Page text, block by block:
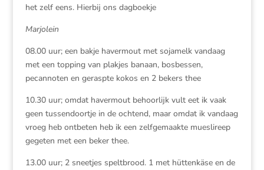
het zelf eens. Hierbij ons dagboekje
Marjolein
08.00 uur; een bakje havermout met sojamelk vandaag
met een topping van plakjes banaan, bosbessen,
pecannoten en geraspte kokos en 2 bekers thee
10.30 uur; omdat havermout behoorlijk vult eet ik vaak
geen tussendoortje in de ochtend, maar omdat ik vandaag
vroeg heb ontbeten heb ik een zelfgemaakte mueslireep
gegeten met een beker thee.
13.00 uur; 2 sneetjes speltbrood. 1 met hüttenkäse en de